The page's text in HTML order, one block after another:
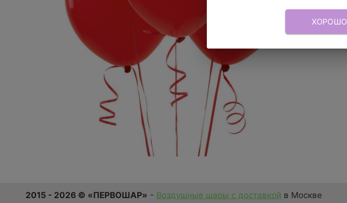
2015 - 2026 © «ПЕРВОШАР» - Воздушные шары с доставкой в Москве
ХОРОШО